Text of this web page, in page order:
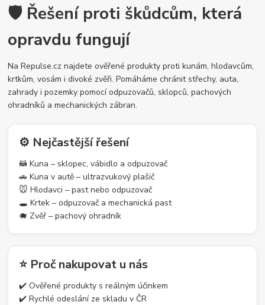
🛡️ Řešení proti škůdcům, která
opravdu fungují
Na Repulse.cz najdete ověřené produkty proti kunám, hlodavcům,
krtkům, vosám i divoké zvěři. Pomáháme chránit střechy, auta,
zahrady i pozemky pomocí odpuzovačů, sklopců, pachových
ohradníků a mechanických zábran.
⚙️ Nejčastější řešení
🦝 Kuna – sklopec, vábidlo a odpuzovač
🚗 Kuna v autě – ultrazvukový plašič
🐭 Hlodavci – past nebo odpuzovač
🕳️ Krtek – odpuzovač a mechanická past
🐗 Zvěř – pachový ohradník
⭐ Proč nakupovat u nás
✔️ Ověřené produkty s reálným účinkem
✔️ Rychlé odeslání ze skladu v ČR